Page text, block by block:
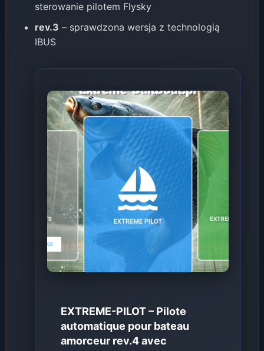
sterowanie pilotem Flysky
rev.3 – sprawdzona wersja z technologią
IBUS
EXTREME-PILOT – Pilote
automatique pour bateau
amorceur rev.4 avec